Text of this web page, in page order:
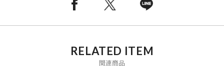
おすすめコーディネート
キャンプや旅行などアクティブなシーンにもぴったり。
RELATED ITEM
関連商品